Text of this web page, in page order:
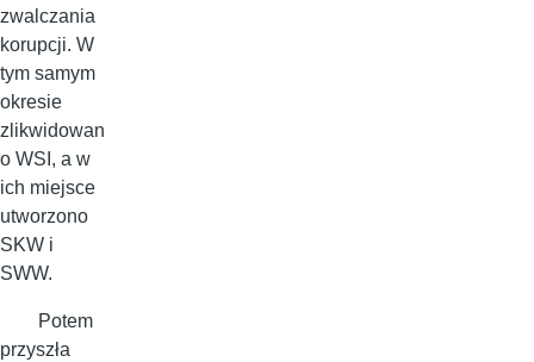
zwalczania
korupcji. W
tym samym
okresie
zlikwidowan
o WSI, a w
ich miejsce
utworzono
SKW i
SWW.
Potem
przyszła